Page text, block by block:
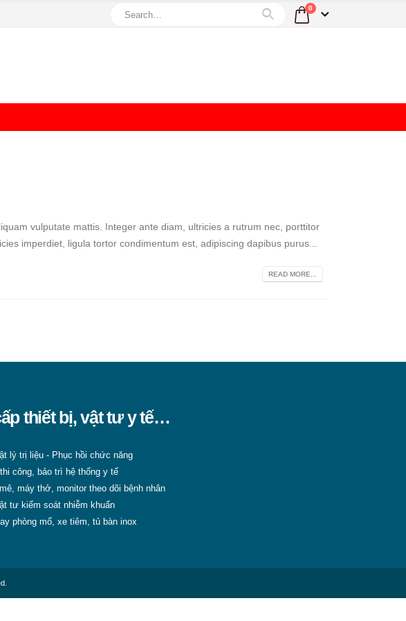
0
vulputate mattis. Integer ante diam, ultricies a rutrum nec, porttitor
imperdiet, ligula tortor condimentum est, adipiscing dapibus purus...
READ MORE...
thiết bị, vật tư y tế…
lý trị liệu - Phục hồi chức năng
công, bảo trì hệ thống y tế
máy thở, monitor theo dõi bệnh nhân
tư kiểm soát nhiễm khuẩn
phòng mổ, xe tiêm, tủ bàn inox